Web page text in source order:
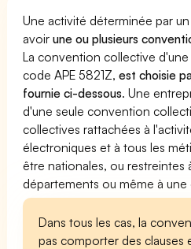
Une activité déterminée par un
avoirune ou plusieurs
La convention collective
code APE 5821Z,est choisie
fournie ci-dessous. Une
d'une seule convention
collectives rattachées à
électroniques et à tous les
être nationales, ou restreintes
départements ou même à
Dans tous les cas, la
pas comporter des clauses